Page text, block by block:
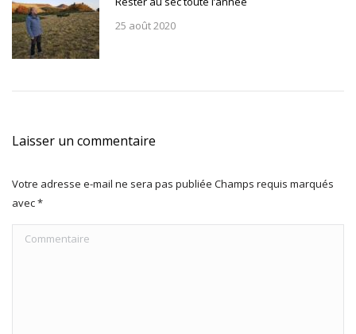
25 août 2020
Laisser un commentaire
Votre adresse e-mail ne sera pas publiée Champs requis marqués
avec*
Commentaire